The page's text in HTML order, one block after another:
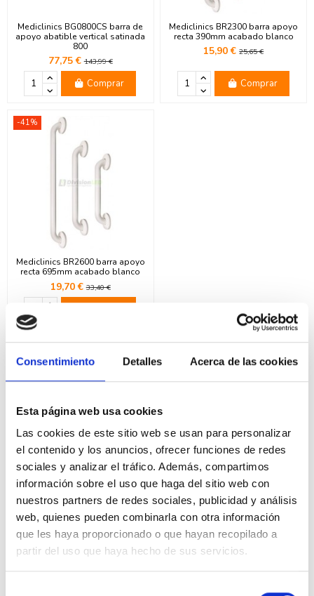
Consentimiento Detalles Acerca de las cookies
Esta página web usa cookies
Las cookies de este sitio web se usan para personalizar
el contenido y los anuncios, ofrecer funciones de redes
sociales y analizar el tráfico. Además, compartimos
información sobre el uso que haga del sitio web con
nuestros partners de redes sociales, publicidad y análisis
web, quienes pueden combinarla con otra información
que les haya proporcionado o que hayan recopilado a
partir del uso que haya hecho de sus servicios.
Mediclinics BG0800CS barra de
apoyo abatible vertical satinada
800
77,75 €143,99 €
Comprar
Mediclinics BR2300 barra apoyo
recta 390mm acabado blanco
15,90 €25,65 €
Comprar
-41%
Mediclinics BR2600 barra apoyo
recta 695mm acabado blanco
19,70 €33,40 €
Comprar equipamiento para baños
¿Buscas transformar tu baño en un espacio más seguro, accesible,
confortable y funcional?
selección deequipamiento y complementos para bañoque te
permitirá disfrutar de tu rutina diaria con total tranquilidad y satisfacción.
Nuestra gama de productos para baños incluye:
Barras de apoyo para baño
Ofrecemos una variedad de barras de apoyo fijas y abatibles, fabricadas
con materiales resistentes y duraderos, que se adaptan a las
necesidades de cada usuario.
descuentos!
Dispensadores de papel